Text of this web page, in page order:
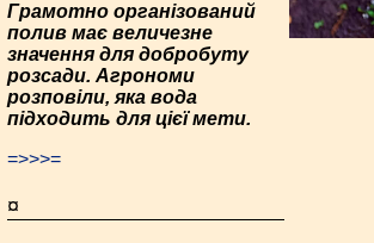
Грамотно організований
полив має величезне
значення для добробуту
розсади. Агрономи
розповіли, яка вода
підходить для цієї мети.
=>>>=
¤